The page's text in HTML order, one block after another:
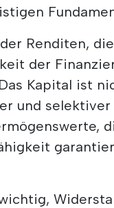
Renditen,
der
Kapital ist
und